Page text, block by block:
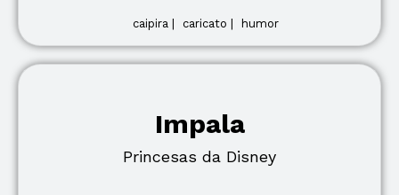
caipira | caricato | humor
Impala
Princesas da Disney